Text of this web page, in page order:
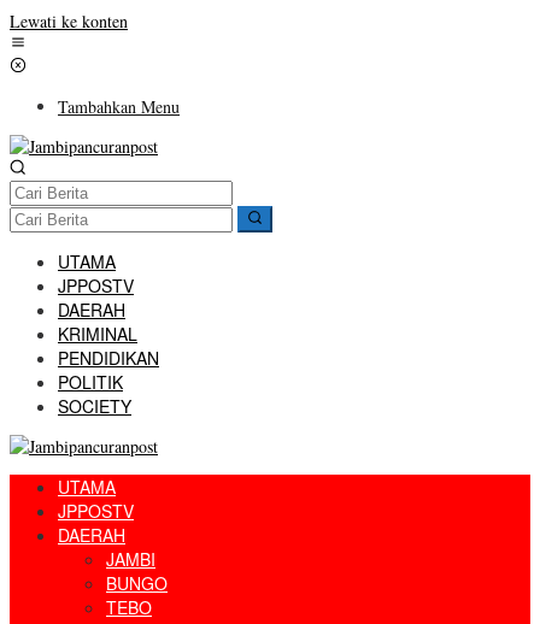
Lewati ke konten
Tambahkan Menu
UTAMA
JPPOSTV
DAERAH
KRIMINAL
PENDIDIKAN
POLITIK
SOCIETY
UTAMA
JPPOSTV
DAERAH
JAMBI
BUNGO
TEBO